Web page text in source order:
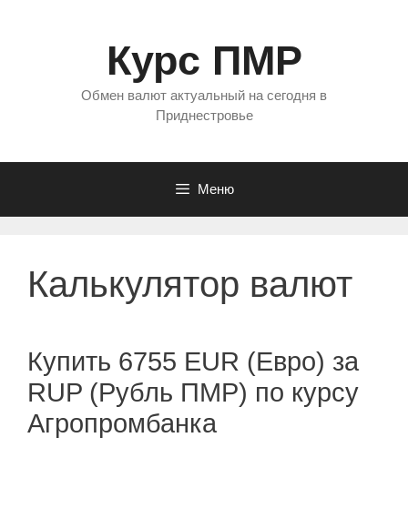
Курс ПМР
Обмен валют актуальный на сегодня в
Приднестровье
Меню
Калькулятор валют
Купить 6755 EUR (Евро) за
RUP (Рубль ПМР) по курсу
Агропромбанка